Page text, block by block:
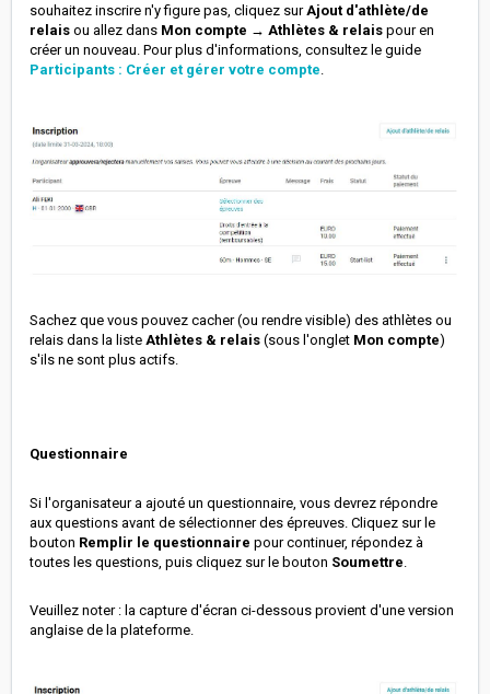
souhaitez inscrire n'y figure pas, cliquez sur Ajout d'athlète/de
relais ou allez dans Mon compte → Athlètes & relais pour en
créer un nouveau. Pour plus d'informations, consultez le guide
Participants : Créer et gérer votre compte
Sachez que vous pouvez cacher (ou rendre visible) des athlètes ou
relais dans la liste Athlètes & relais (sous l'onglet Mon compte)
s'ils ne sont plus actifs.
Questionnaire
Si l'organisateur a ajouté un questionnaire, vous devrez répondre
aux questions avant de sélectionner des épreuves. Cliquez sur le
bouton Remplir le questionnaire pour continuer, répondez à
toutes les questions, puis cliquez sur le bouton Soumettre
Veuillez noter : la capture d'écran ci-dessous provient d'une version
anglaise de la plateforme.